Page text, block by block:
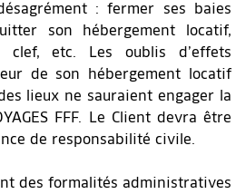
: fermer ses baies
son hébergement locatif,
etc. Les oublis d’effets
de son hébergement locatif
lieux ne sauraient engager la
FFF. Le Client devra être
de responsabilité civile.
des formalités administratives